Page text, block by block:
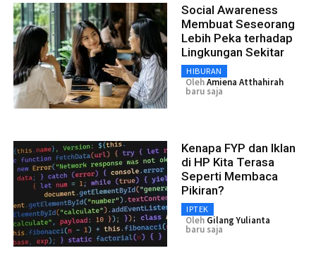
Social Awareness
Membuat Seseorang
Lebih Peka terhadap
Lingkungan Sekitar
HIBURAN
OlehAmiena Atthahirah
baru saja
Kenapa FYP dan Iklan
di HP Kita Terasa
Seperti Membaca
Pikiran?
IPTEK
Oleh Gilang Yulianta
baru saja